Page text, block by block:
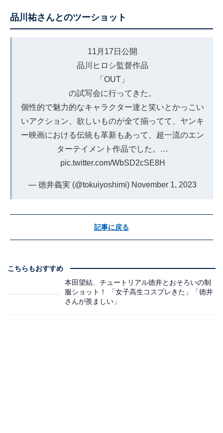
品川祐さんとのツーショット
11月17日公開
品川ヒロシ監督作品
「OUT」
の試写会に行ってきた。
個性的で魅力的なキャラクター達と笑いとかっこい
いアクション、欲しいものが全て揃ってて、ヤンキ
ー映画における伝統も革新もあって、超一流のエン
ターテイメント作品でした。…
pic.twitter.com/WbSD2cSE8H
— 徳井義実 (@tokuiyoshimi) November 1, 2023
記事に戻る
こちらもおすすめ
本田望結、チュートリアル徳井とおそろいの制
服ショット！ 「女子高生コスプレきた」「徳井
さんが羨ましい」